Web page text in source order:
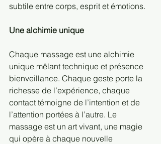
subtile entre corps, esprit et émotions.
Une alchimie unique
Chaque massage est une alchimie
unique mêlant technique et présence
bienveillance. Chaque geste porte la
richesse de l’expérience, chaque
contact témoigne de l’intention et de
l’attention portées à l’autre. Le
massage est un art vivant, une magie
qui opère à chaque nouvelle